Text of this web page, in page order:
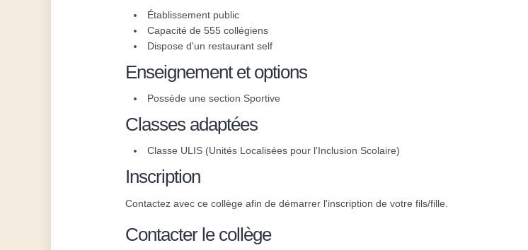
Établissement public
Capacité de 555 collégiens
Dispose d'un restaurant self
Enseignement et options
Possède une section Sportive
Classes adaptées
Classe ULIS (Unités Localisées pour l'Inclusion Scolaire)
Inscription
Contactez avec ce collège afin de démarrer l'inscription de votre fils/fille.
Contacter le collège